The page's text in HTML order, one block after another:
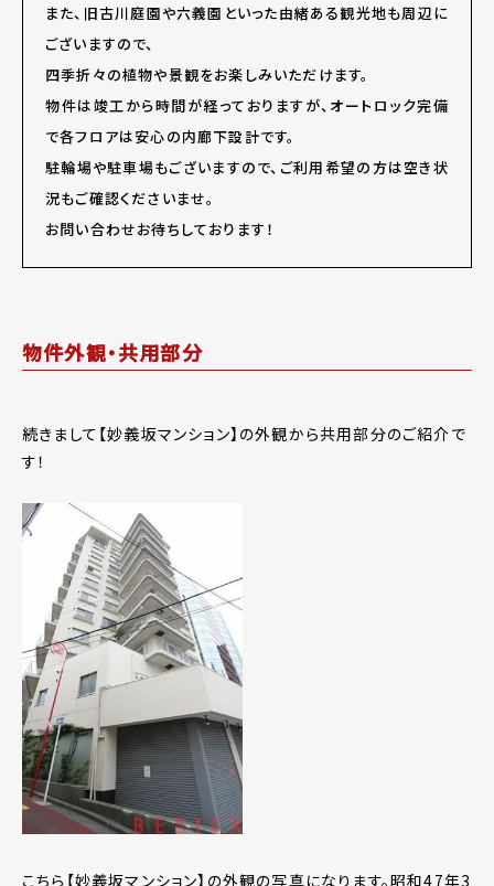
また、旧古川庭園や六義園といった由緒ある観光地も周辺に
ございますので、
四季折々の植物や景観をお楽しみいただけます。
物件は竣工から時間が経っておりますが、オートロック完備
で各フロアは安心の内廊下設計です。
駐輪場や駐車場もございますので、ご利用希望の方は空き状
況もご確認くださいませ。
お問い合わせお待ちしております！
物件外観・共用部分
続きまして【妙義坂マンション】の外観から共用部分のご紹介で
す！
こちら【妙義坂マンション】の外観の写真になります。昭和47年3